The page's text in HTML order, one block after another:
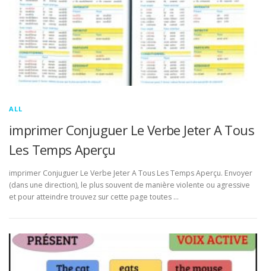
ALL
imprimer Conjuguer Le Verbe Jeter A Tous
Les Temps Aperçu
imprimer Conjuguer Le Verbe Jeter A Tous Les Temps Aperçu. Envoyer
(dans une direction), le plus souvent de manière violente ou agressive
et pour atteindre trouvez sur cette page toutes …